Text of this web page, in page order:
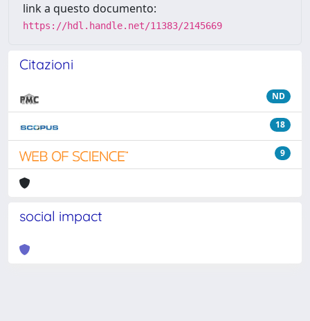
link a questo documento:
https://hdl.handle.net/11383/2145669
Citazioni
ND
18
9
social impact